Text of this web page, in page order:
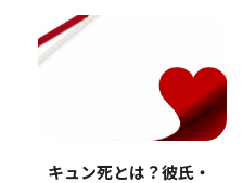
キュン死とは？彼氏・